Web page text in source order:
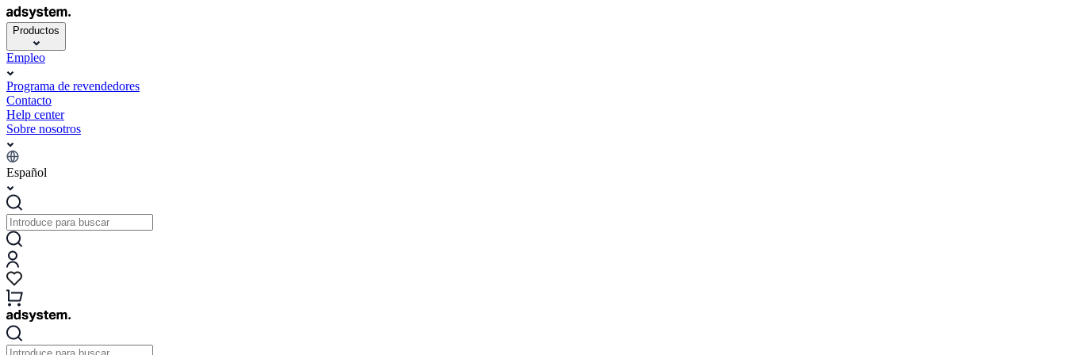
Productos
Empleo
Programa de revendedores
Contacto
Help center
Sobre nosotros
Español